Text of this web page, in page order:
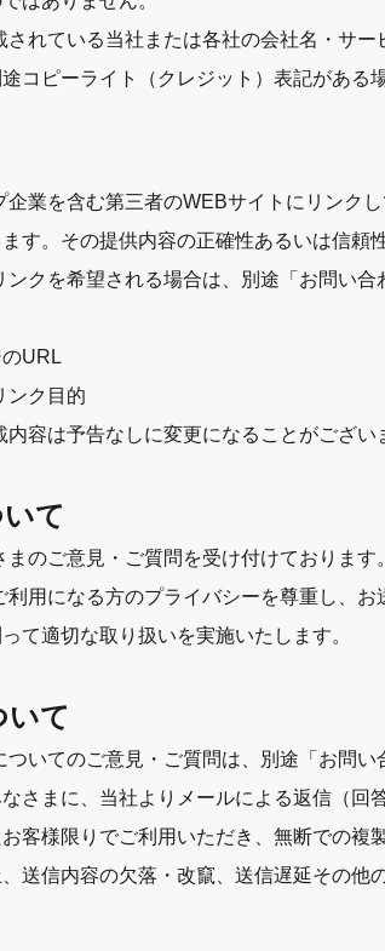
れている当社または各社の会社名・サ
コピーライト（クレジット）表記がある
業を含む第三者のWEBサイトにリンク
す。その提供内容の正確性あるいは信頼
ンクを希望される場合は、別途「お問い
URL
ンク目的
容は予告なしに変更になることがござ
て
のご意見・ご質問を受け付けております。
利用になる方のプライバシーを尊重し、
て適切な取り扱いを実施いたします。
いて
いてのご意見・ご質問は、別途「お問い
さまに、当社よりメールによる返信（
客様限りでご利用いただき、無断での複
送信内容の欠落・改竄、送信遅延その